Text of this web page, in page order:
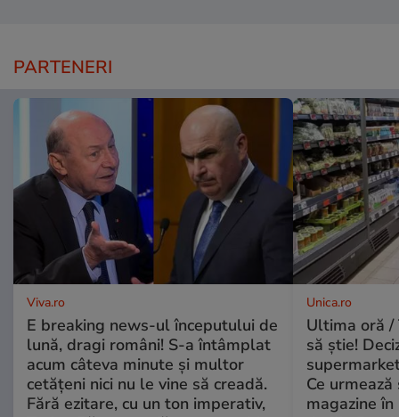
PARTENERI
Viva.ro
E breaking news-ul începutului de
lună, dragi români! S-a întâmplat
acum câteva minute și multor
cetățeni nici nu le vine să creadă.
Fără ezitare, cu un ton imperativ,
Unica.ro
Ultima oră /
să știe!
Ce
magazine